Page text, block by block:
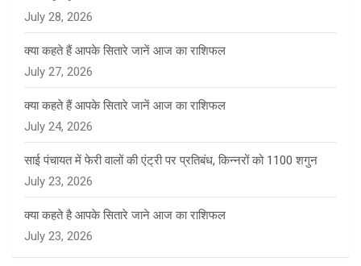
July 28, 2026
क्या कहते हैं आपके सितारे जानें आज का राशिफल
July 27, 2026
क्या कहते हैं आपके सितारे जानें आज का राशिफल
July 24, 2026
साई पंचायत में फेरी वालों की एंट्री पर प्रतिबंध, किन्नरों को 1100 शगुन
July 23, 2026
क्या कहते है आपके सितारे जाने आज का राशिफल
July 23, 2026